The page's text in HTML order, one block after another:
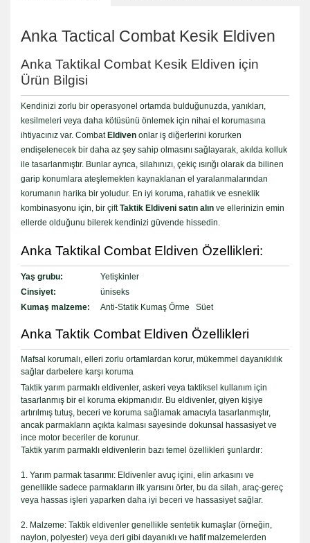
Anka Tactical Combat Kesik Eldiven
Anka Taktikal Combat Kesik Eldiven için
Ürün Bilgisi
Kendinizi zorlu bir operasyonel ortamda bulduğunuzda, yanıkları,
kesilmeleri veya daha kötüsünü önlemek için nihai el korumasına
ihtiyacınız var. CombatEldiven onlar iş diğerlerini korurken
endişelenecek bir daha az şey sahip olmasını sağlayarak, akılda kolluk
ile tasarlanmıştır. Bunlar ayrıca, silahınızı, çekiç ısırığı olarak da bilinen
garip konumlara ateşlemekten kaynaklanan el yaralanmalarından
korumanın harika bir yoludur. En iyi koruma, rahatlık ve esneklik
kombinasyonu için, bir çiftTaktik Eldiveni satın alın ve ellerinizin emin
ellerde olduğunu bilerek kendinizi güvende hissedin.
Anka Taktikal Combat Eldiven Özellikleri:
Yaş grubu:
Yetişkinler
Cinsiyet:
üniseks
Kumaş malzeme:
Anti-Statik Kumaş Örme Süet
Anka Taktik Combat Eldiven Özellikleri
Mafsal korumalı, elleri zorlu ortamlardan korur, mükemmel dayanıklılık
sağlar darbelere karşı koruma
Taktik yarım parmaklı eldivenler, askeri veya taktiksel kullanım için
tasarlanmış bir el koruma ekipmanıdır. Bu eldivenler, giyen kişiye
artırılmış tutuş, beceri ve koruma sağlamak amacıyla tasarlanmıştır,
ancak parmakların açıkta kalması sayesinde dokunsal hassasiyet ve
ince motor beceriler de korunur.
Taktik yarım parmaklı eldivenlerin bazı temel özellikleri şunlardır:
1. Yarım parmak tasarımı: Eldivenler avuç içini, elin arkasını ve
genellikle sadece parmakların ilk yarısını örter, bu da silah, araç-gereç
veya hassas işleri yaparken daha iyi beceri ve hassasiyet sağlar.
2. Malzeme: Taktik eldivenler genellikle sentetik kumaşlar (örneğin,
naylon, polyester) veya deri gibi dayanıklı ve hafif malzemelerden